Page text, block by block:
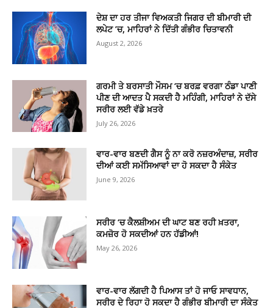
ਦੇਸ਼ ਦਾ ਹਰ ਤੀਜਾ ਵਿਅਕਤੀ ਜਿਗਰ ਦੀ ਬੀਮਾਰੀ ਦੀ
ਲਪੇਟ ’ਚ, ਮਾਹਿਰਾਂ ਨੇ ਦਿੱਤੀ ਗੰਭੀਰ ਚਿਤਾਵਨੀ
August 2, 2026
ਗਰਮੀ ਤੇ ਬਰਸਾਤੀ ਮੌਸਮ ‘ਚ ਬਰਫ਼ ਵਰਗਾ ਠੰਡਾ ਪਾਣੀ
ਪੀਣ ਦੀ ਆਦਤ ਪੈ ਸਕਦੀ ਹੈ ਮਹਿੰਗੀ, ਮਾਹਿਰਾਂ ਨੇ ਦੱਸੇ
ਸਰੀਰ ਲਈ ਵੱਡੇ ਖ਼ਤਰੇ
July 26, 2026
ਵਾਰ-ਵਾਰ ਬਣਦੀ ਗੈਸ ਨੂੰ ਨਾ ਕਰੋ ਨਜ਼ਰਅੰਦਾਜ਼, ਸਰੀਰ
ਦੀਆਂ ਕਈ ਸਮੱਸਿਆਵਾਂ ਦਾ ਹੋ ਸਕਦਾ ਹੈ ਸੰਕੇਤ
June 9, 2026
ਸਰੀਰ ‘ਚ ਕੈਲਸ਼ੀਅਮ ਦੀ ਘਾਟ ਬਣ ਰਹੀ ਖ਼ਤਰਾ,
ਕਮਜ਼ੋਰ ਹੋ ਸਕਦੀਆਂ ਹਨ ਹੱਡੀਆਂ!
May 26, 2026
ਵਾਰ-ਵਾਰ ਲੱਗਦੀ ਹੈ ਪਿਆਸ ਤਾਂ ਹੋ ਜਾਓ ਸਾਵਧਾਨ,
ਸਰੀਰ ਦੇ ਰਿਹਾ ਹੋ ਸਕਦਾ ਹੈ ਗੰਭੀਰ ਬੀਮਾਰੀ ਦਾ ਸੰਕੇਤ